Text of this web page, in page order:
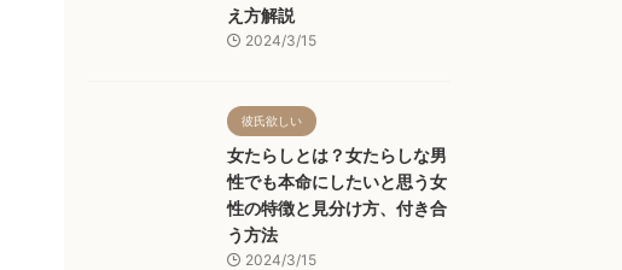
え方解説
2024/3/15
彼氏欲しい
女たらしとは？女たらしな男
性でも本命にしたいと思う女
性の特徴と見分け方、付き合
う方法
2024/3/15